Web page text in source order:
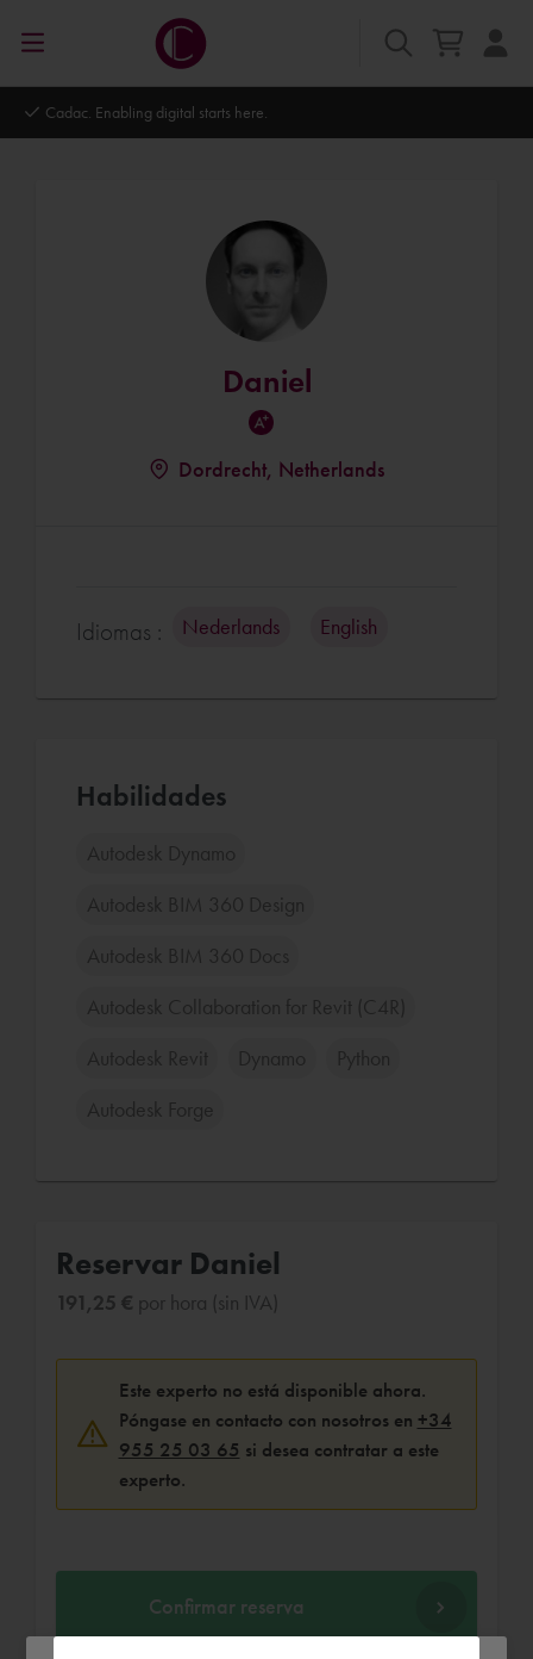
Cadac. Enabling digital starts here.
Daniel
Dordrecht, Netherlands
Idiomas : Nederlands English
Habilidades
Autodesk Dynamo
Autodesk BIM 360 Design
Autodesk BIM 360 Docs
Autodesk Collaboration for Revit (C4R)
Autodesk Revit Dynamo Python
Autodesk Forge
Reservar Daniel
191,25 € por hora (sin IVA)
Este experto no está disponible ahora.
Póngase en contacto con nosotros en +34
955 25 03 65 si desea contratar a este
experto.
Confirmar reserva